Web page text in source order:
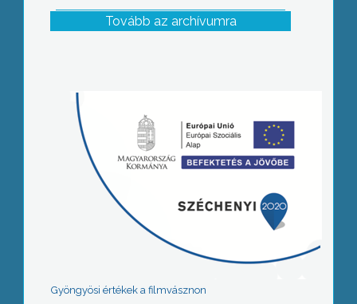
Tovább az archívumra
Gyöngyösi értékek a filmvásznon